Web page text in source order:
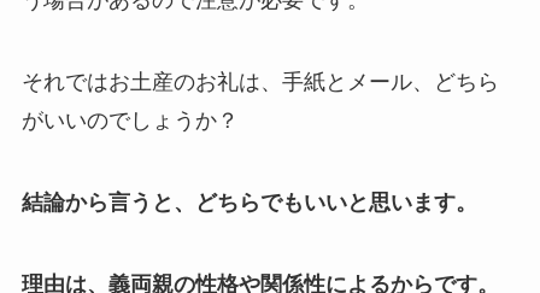
それではお土産のお礼は、手紙とメール、どちら
がいいのでしょうか？
結論から言うと、どちらでもいいと思います。
理由は、義両親の性格や関係性によるからです。